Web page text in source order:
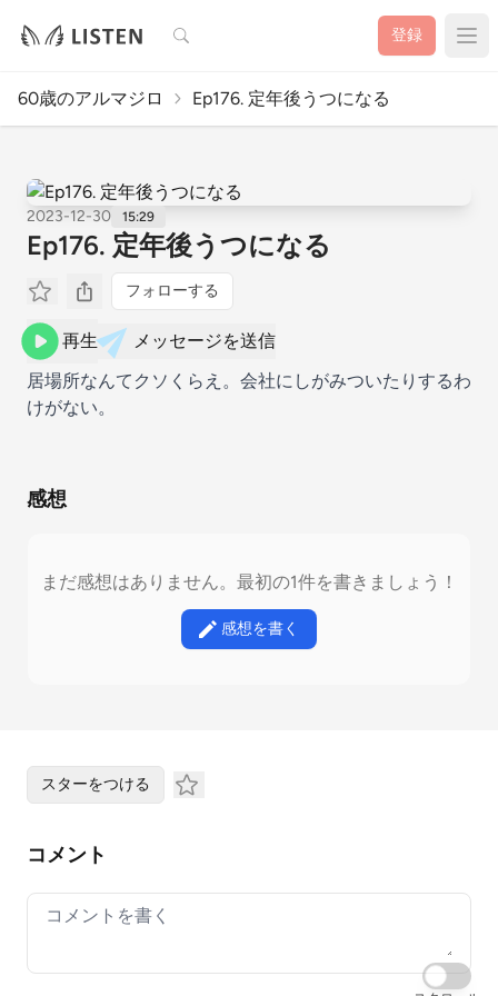
検索 登録
60歳のアルマジロ Ep176. 定年後うつになる
2023-12-30 15:29
Ep176. 定年後うつになる
フォローする
再生
メッセージを送信
居場所なんてクソくらえ。会社にしがみついたりするわ
けがない。
感想
まだ感想はありません。最初の1件を書きましょう！
感想を書く
スターをつける
コメント
Your comment